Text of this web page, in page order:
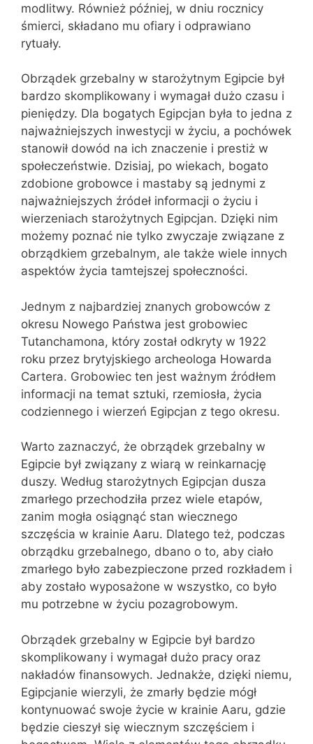
modlitwy. Również później, w dniu rocznicy
śmierci, składano mu ofiary i odprawiano
rytuały.
Obrządek grzebalny w starożytnym Egipcie był
bardzo skomplikowany i wymagał dużo czasu i
pieniędzy. Dla bogatych Egipcjan była to jedna z
najważniejszych inwestycji w życiu, a pochówek
stanowił dowód na ich znaczenie i prestiż w
społeczeństwie. Dzisiaj, po wiekach, bogato
zdobione grobowce i mastaby są jednymi z
najważniejszych źródeł informacji o życiu i
wierzeniach starożytnych Egipcjan. Dzięki nim
możemy poznać nie tylko zwyczaje związane z
obrządkiem grzebalnym, ale także wiele innych
aspektów życia tamtejszej społeczności.
Jednym z najbardziej znanych grobowców z
okresu Nowego Państwa jest grobowiec
Tutanchamona, który został odkryty w 1922
roku przez brytyjskiego archeologa Howarda
Cartera. Grobowiec ten jest ważnym źródłem
informacji na temat sztuki, rzemiosła, życia
codziennego i wierzeń Egipcjan z tego okresu.
Warto zaznaczyć, że obrządek grzebalny w
Egipcie był związany z wiarą w reinkarnację
duszy. Według starożytnych Egipcjan dusza
zmarłego przechodziła przez wiele etapów,
zanim mogła osiągnąć stan wiecznego
szczęścia w krainie Aaru. Dlatego też, podczas
obrządku grzebalnego, dbano o to, aby ciało
zmarłego było zabezpieczone przed rozkładem i
aby zostało wyposażone w wszystko, co było
mu potrzebne w życiu pozagrobowym.
Obrządek grzebalny w Egipcie był bardzo
skomplikowany i wymagał dużo pracy oraz
nakładów finansowych. Jednakże, dzięki niemu,
Egipcjanie wierzyli, że zmarły będzie mógł
kontynuować swoje życie w krainie Aaru, gdzie
będzie cieszył się wiecznym szczęściem i